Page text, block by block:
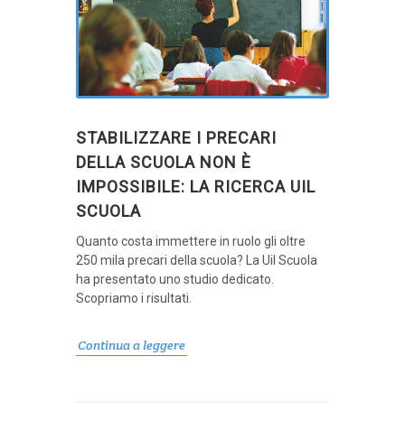
STABILIZZARE I PRECARI
DELLA SCUOLA NON È
IMPOSSIBILE: LA RICERCA UIL
SCUOLA
Quanto costa immettere in ruolo gli oltre
250 mila precari della scuola? La Uil Scuola
ha presentato uno studio dedicato.
Scopriamo i risultati.
Continua a leggere